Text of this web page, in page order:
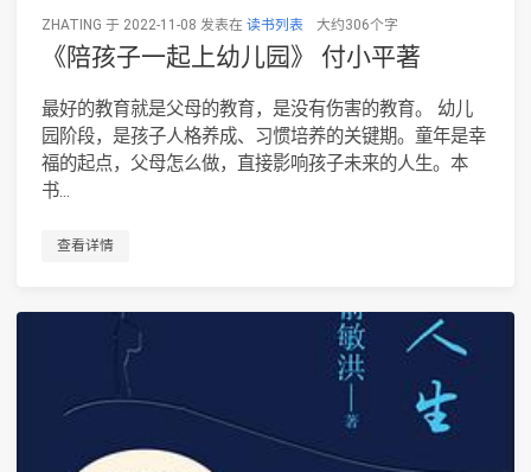
ZHATING 于 2022-11-08 发表在 读书列表 大约306个字
《陪孩子一起上幼儿园》 付小平著
最好的教育就是父母的教育，是没有伤害的教育。 幼儿
园阶段，是孩子人格养成、习惯培养的关键期。童年是幸
福的起点，父母怎么做，直接影响孩子未来的人生。本
书...
查看详情